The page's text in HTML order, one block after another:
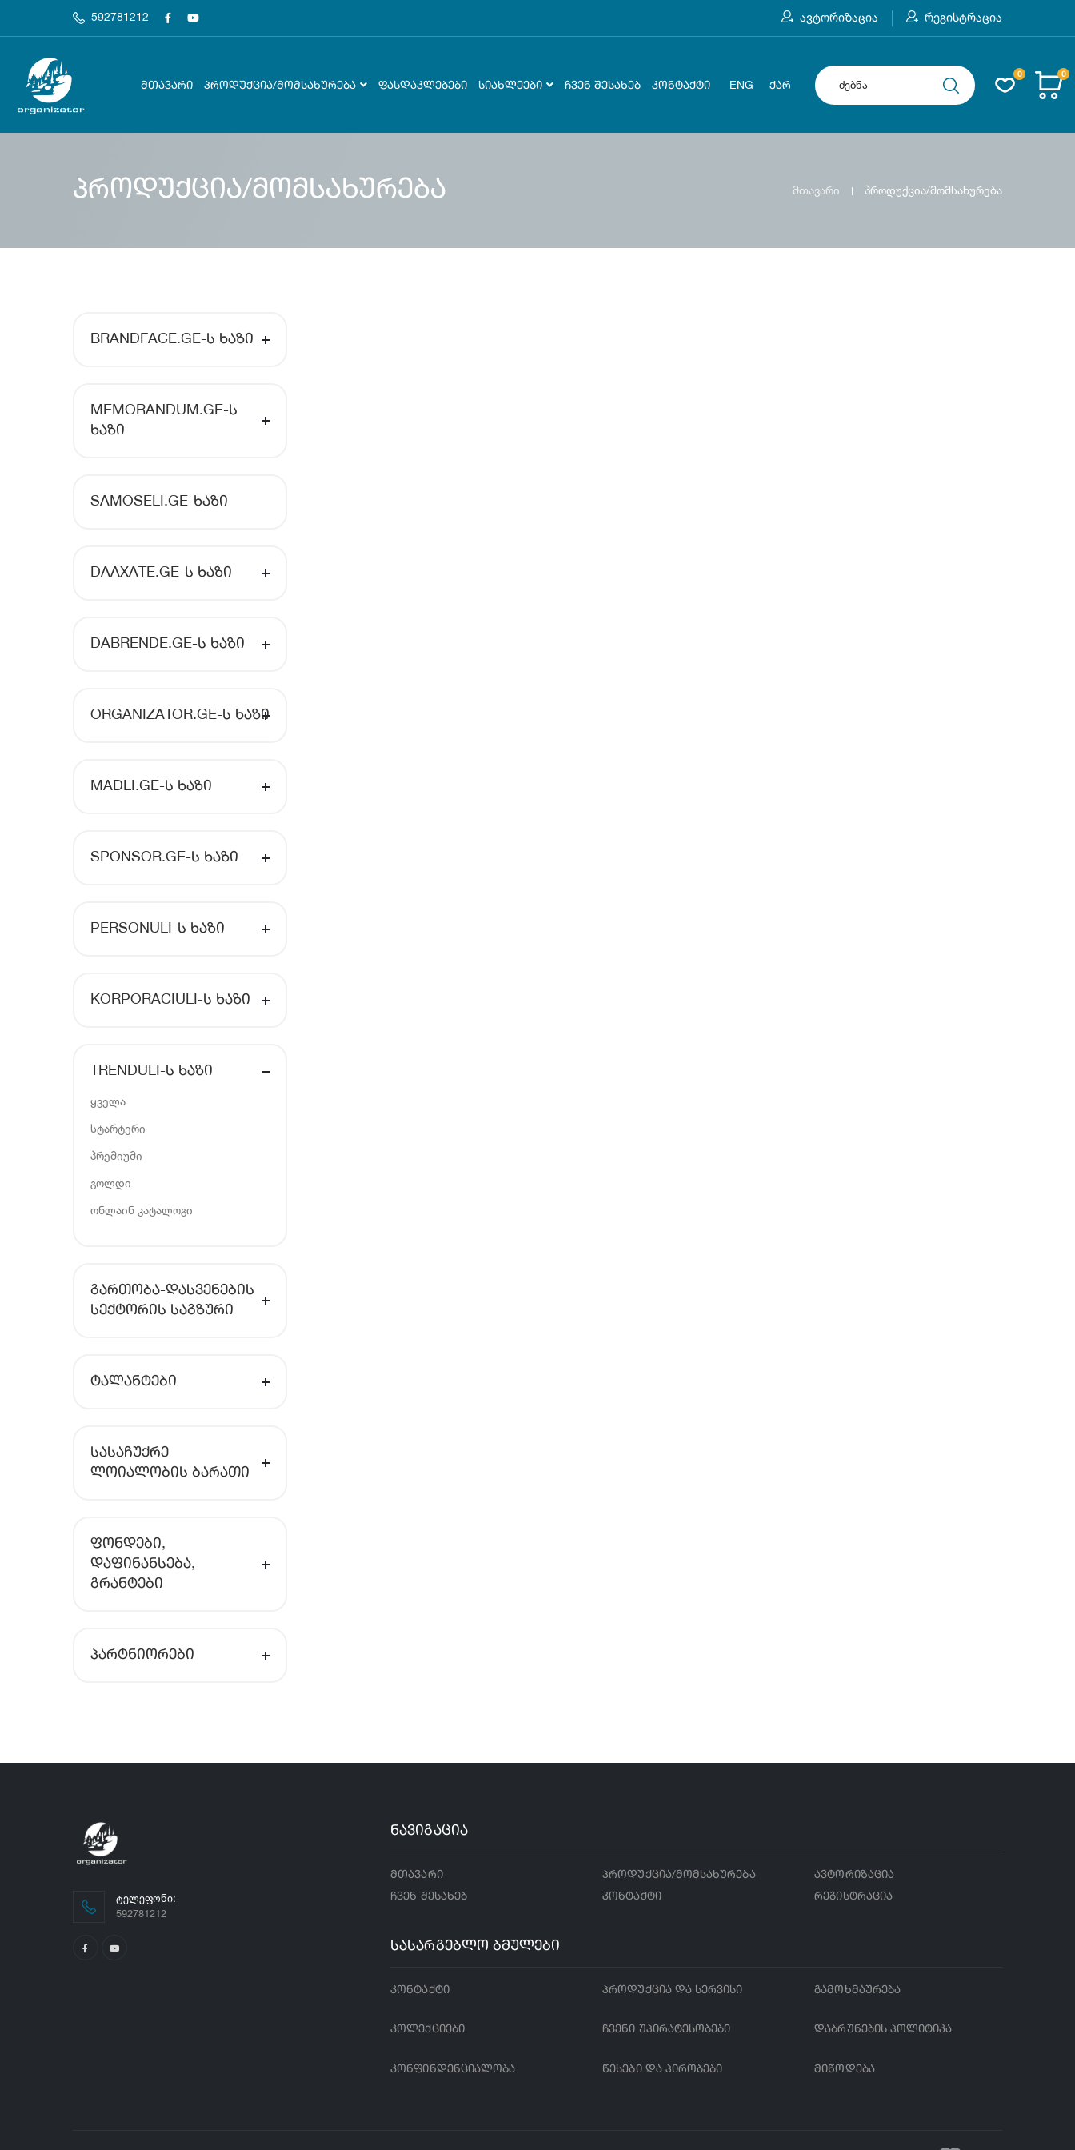
592781212 ავტორიზაცია რეგისტრაცია
ᲛᲗᲐᲕᲐᲠᲘ ᲞᲠᲝᲓᲣᲥᲪᲘᲐ/ᲛᲝᲛᲡᲐᲮᲣᲠᲔᲑᲐ ᲤᲐᲡᲓᲐᲙᲚᲔᲑᲔᲑᲘ ᲡᲘᲐᲮᲚᲔᲔᲑᲘ ᲩᲕᲔᲜ ᲨᲔᲡᲐᲮᲔᲑ ᲙᲝᲜᲢᲐᲥᲢᲘ ENG ᲥᲐᲠ
0 0
პროდუქცია/მომსახურება მთავარი პროდუქცია/მომსახურება
BRANDFACE.GE-Ს ᲮᲐᲖᲘ
MEMORANDUM.GE-Ს
ᲮᲐᲖᲘ
SAMOSELI.GE-ᲮᲐᲖᲘ
DAAXATE.GE-Ს ᲮᲐᲖᲘ
DABRENDE.GE-Ს ᲮᲐᲖᲘ
ORGANIZATOR.GE-Ს ᲮᲐᲖᲘ
MADLI.GE-Ს ᲮᲐᲖᲘ
SPONSOR.GE-Ს ᲮᲐᲖᲘ
PERSONULI-Ს ᲮᲐᲖᲘ
KORPORACIULI-Ს ᲮᲐᲖᲘ
TRENDULI-Ს ᲮᲐᲖᲘ
ყველა
სტარტერი
პრემიუმი
გოლდი
ონლაინ კატალოგი
ᲒᲐᲠᲗᲝᲑᲐ-ᲓᲐᲡᲕᲔᲜᲔᲑᲘᲡ
ᲡᲔᲥᲢᲝᲠᲘᲡ ᲡᲐᲒᲖᲣᲠᲘ
ᲢᲐᲚᲐᲜᲢᲔᲑᲘ
ᲡᲐᲡᲐᲩᲣᲥᲠᲔ
ᲚᲝᲘᲐᲚᲝᲑᲘᲡ ᲑᲐᲠᲐᲗᲘ
ᲤᲝᲜᲓᲔᲑᲘ,
ᲓᲐᲤᲘᲜᲐᲜᲡᲔᲑᲐ,
ᲒᲠᲐᲜᲢᲔᲑᲘ
ᲞᲐᲠᲢᲜᲘᲝᲠᲔᲑᲘ
ᲢᲔᲚᲔᲤᲝᲜᲘ:
592781212
ნავიგაცია
მთავარი
ჩვენ შესახებ
პროდუქცია/მომსახურება
კონტაქტი
ავტორიზაცია
რეგისტრაცია
სასარგებლო ბმულები
კონტაქტი პროდუქცია და სერვისი გამოხმაურება
კოლექციები ჩვენი უპირატესობები დაბრუნების პოლიტიკა
კონფინდენციალობა წესები და პირობები მიწოდება